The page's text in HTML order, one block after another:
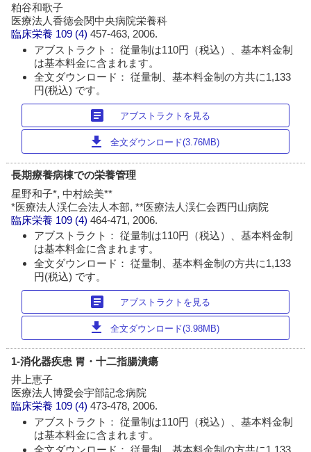
粕谷和歌子
医療法人香徳会関中央病院栄養科
臨床栄養 109 (4)457-463, 2006.
アブストラクト： 従量制は110円（税込）、基本料金制
は基本料金に含まれます。
全文ダウンロード： 従量制、基本料金制の方共に1,133
円(税込) です。
article アブストラクトを見る
download 全文ダウンロード(3.76MB)
長期療養病棟での栄養管理
星野和子*, 中村絵美**
*医療法人渓仁会法人本部, **医療法人渓仁会西円山病院
臨床栄養 109 (4)464-471, 2006.
アブストラクト： 従量制は110円（税込）、基本料金制
は基本料金に含まれます。
全文ダウンロード： 従量制、基本料金制の方共に1,133
円(税込) です。
article アブストラクトを見る
download 全文ダウンロード(3.98MB)
1-消化器疾患 胃・十二指腸潰瘍
井上恵子
医療法人博愛会宇部記念病院
臨床栄養 109 (4)473-478, 2006.
アブストラクト： 従量制は110円（税込）、基本料金制
は基本料金に含まれます。
全文ダウンロード： 従量制、基本料金制の方共に1,133